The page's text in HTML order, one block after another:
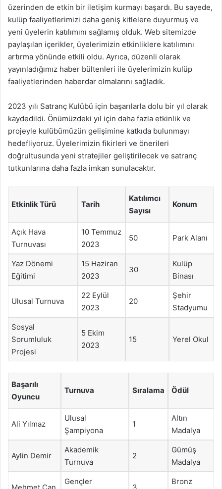
üzerinden de etkin bir iletişim kurmayı başardı. Bu sayede,
kulüp faaliyetlerimizi daha geniş kitlelere duyurmuş ve
yeni üyelerin katılımını sağlamış olduk. Web sitemizde
paylaşılan içerikler, üyelerimizin etkinliklere katılımını
artırma yönünde etkili oldu. Ayrıca, düzenli olarak
yayınladığımız haber bültenleri ile üyelerimizin kulüp
faaliyetlerinden haberdar olmalarını sağladık.
2023 yılı Satranç Kulübü için başarılarla dolu bir yıl olarak
kaydedildi. Önümüzdeki yıl için daha fazla etkinlik ve
projeyle kulübümüzün gelişimine katkıda bulunmayı
hedefliyoruz. Üyelerimizin fikirleri ve önerileri
doğrultusunda yeni stratejiler geliştirilecek ve satranç
tutkunlarına daha fazla imkan sunulacaktır.
Etkinlik Türü Tarih
Katılımcı
Sayısı
Konum
Açık Hava
Turnuvası
10 Temmuz
2023
50 Park Alanı
Yaz Dönemi
Eğitimi
15 Haziran
2023
30
Kulüp
Binası
Ulusal Turnuva
22 Eylül
2023
20
Şehir
Stadyumu
Sosyal
Sorumluluk
Projesi
5 Ekim
2023
15 Yerel Okul
Başarılı
Oyuncu
Turnuva Sıralama Ödül
Ali Yılmaz
Ulusal
Şampiyona
1
Altın
Madalya
Aylin Demir
Akademik
Turnuva
2
Gümüş
Madalya
Mehmet Can
Gençler
3
Bronz